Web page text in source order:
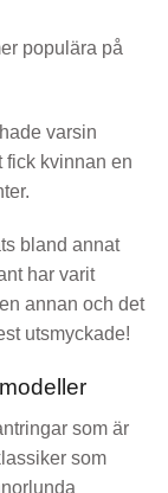
populära på
varsin
fick kvinnan en
bland annat
har varit
annan och det
utsmyckade!
som är
som